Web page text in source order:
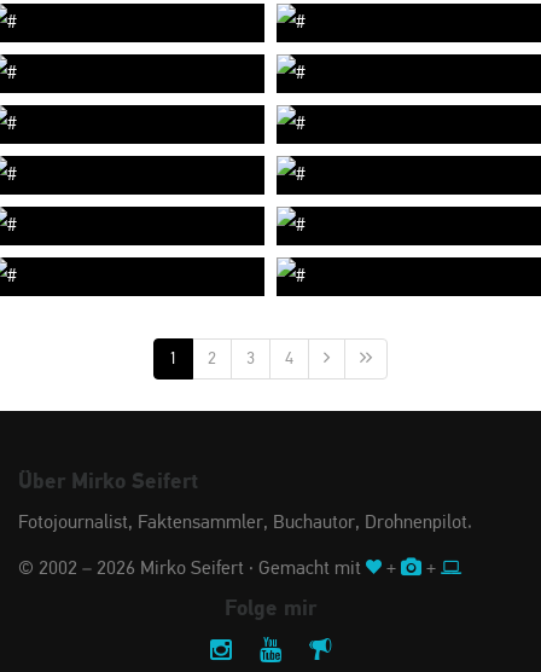
1 2 3 4
Über Mirko Seifert
Fotojournalist, Faktensammler, Buchautor, Drohnenpilot.
© 2002 – 2026 Mirko Seifert · Gemacht mit + +
Folge mir